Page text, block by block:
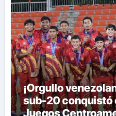
¡Orgullo
sub-20 conquistó
Juegos